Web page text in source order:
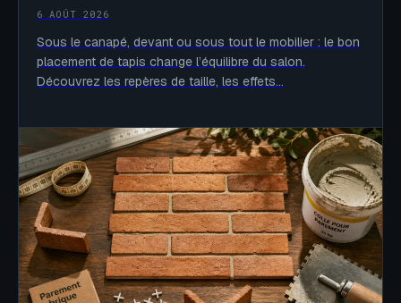
6 AOÛT 2026
Sous le canapé, devant ou sous tout le mobilier : le bon
placement de tapis change l’équilibre du salon.
Découvrez les repères de taille, les effets…